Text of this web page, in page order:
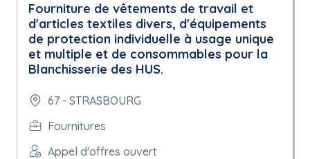
Fourniture de vêtements de travail et
d'articles textiles divers, d'équipements
de protection individuelle à usage unique
et multiple et de consommables pour la
Blanchisserie des HUS.
67 - STRASBOURG
Fournitures
Appel d'offres ouvert